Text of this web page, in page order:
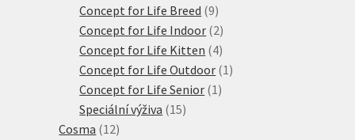
produkty
Concept for Life Breed 99
produktů
Concept for Life Indoor 22
produkty
Concept for Life Kitten 44
produkty
Concept for Life Outdoor 1 1
Concept for Life Senior 1 1
Speciální výživa 1515
Cosma 1212